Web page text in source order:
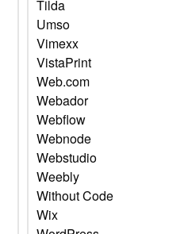
Tilda
Umso
Vimexx
VistaPrint
Web.com
Webador
Webflow
Webnode
Webstudio
Weebly
Without Code
Wix